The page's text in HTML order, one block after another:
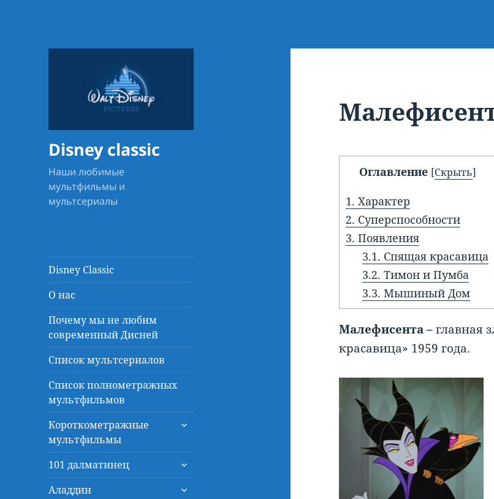
Disney classic
Наши любимые
мультфильмы и
мультсериалы
Disney Classic
О нас
Почему мы не любим
современный Дисней
Список мультсериалов
Список полнометражных
мультфильмов
Короткометражные
мультфильмы
раскрыть
101 далматинец
раскрыть
меню
Аладдин
раскрыть
Оглавление [Скрыть]
1. Характер
2. Суперспособности
3. Появления
3.1. Спящая красавица
3.2. Тимон и Пумба
3.3. Мышиный Дом
Малефисента –главная
красавица» 1959 года.